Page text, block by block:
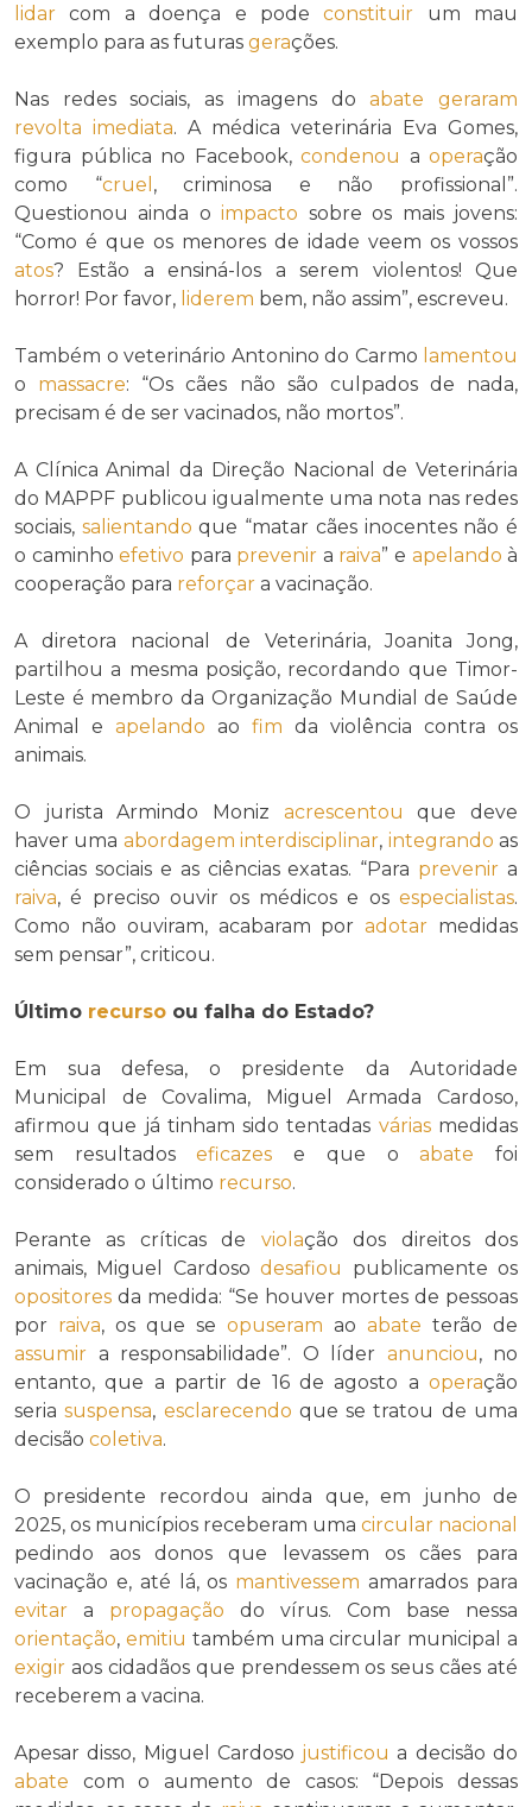
lidar com a doença e podeconstituir um mau
exemplo para as futuras gerações.
Nas redes sociais, as imagens doabate
geraram
revolta imediata. A médica veterinária Eva Gomes,
figura pública no Facebook, condenou a operação
como “cruel , criminosa e não profissional”.
Questionou ainda oimpacto sobre os mais jovens:
“Como é que os menores de idade veem os vossos
atos? Estão a ensiná-los a serem violentos! Que
horror! Por favor, liderem bem, não assim”, escreveu.
Também o veterinário Antonino do Carmo lamentou
o massacre: “Os cães não são culpados de nada,
precisam é de ser vacinados, não mortos”.
A Clínica Animal da Direção Nacional de Veterinária
do MAPPF publicou igualmente uma nota nas redes
sociais, salientando que “matar cães inocentes não é
o caminhoefetivo para prevenir a raiva” e apelando à
cooperação para reforçar a vacinação.
A diretora nacional de Veterinária, Joanita Jong,
partilhou a mesma posição, recordando que Timor-
Leste é membro da Organização Mundial de Saúde
Animal e apelando ao fim da violência contra os
animais.
O jurista Armindo Moniz acrescentou que deve
haver uma abordagem interdisciplinar, integrando as
ciências sociais e as ciências exatas. “Para prevenir a
raiva, é preciso ouvir os médicos e os especialistas.
Como não ouviram, acabaram poradotar medidas
sem pensar”, criticou.
Último recurso ou falha do Estado?
Em sua defesa, o presidente da Autoridade
Municipal de Covalima, Miguel Armada Cardoso,
afirmou que já tinham sido tentadas váriasmedidas
sem resultadoseficazes e que oabate foi
considerado o último recurso.
Perante as críticas de violação dos direitos dos
animais, Miguel Cardosodesafiou
publicamente os
opositores da medida: “Se houver mortes de pessoas
por raiva, os que se opuseram ao abate terão de
assumir a responsabilidade”. O líder anunciou, no
entanto, que a partir de 16 de agosto a operação
seriasuspensa, esclarecendo que se tratou de uma
decisão coletiva.
O presidente recordou ainda que, em junho de
2025, os municípios receberam uma circular nacional
pedindo aos donos que levassem os cães para
vacinação e, até lá, os mantivessem amarrados para
evitar a propagação do vírus. Com base nessa
orientação, emitiu também uma circular municipal a
exigir aos cidadãos que prendessem os seus cães até
receberem a vacina.
Apesar disso, Miguel Cardoso justificou a decisão do
abate com o aumento de casos: “Depois dessas